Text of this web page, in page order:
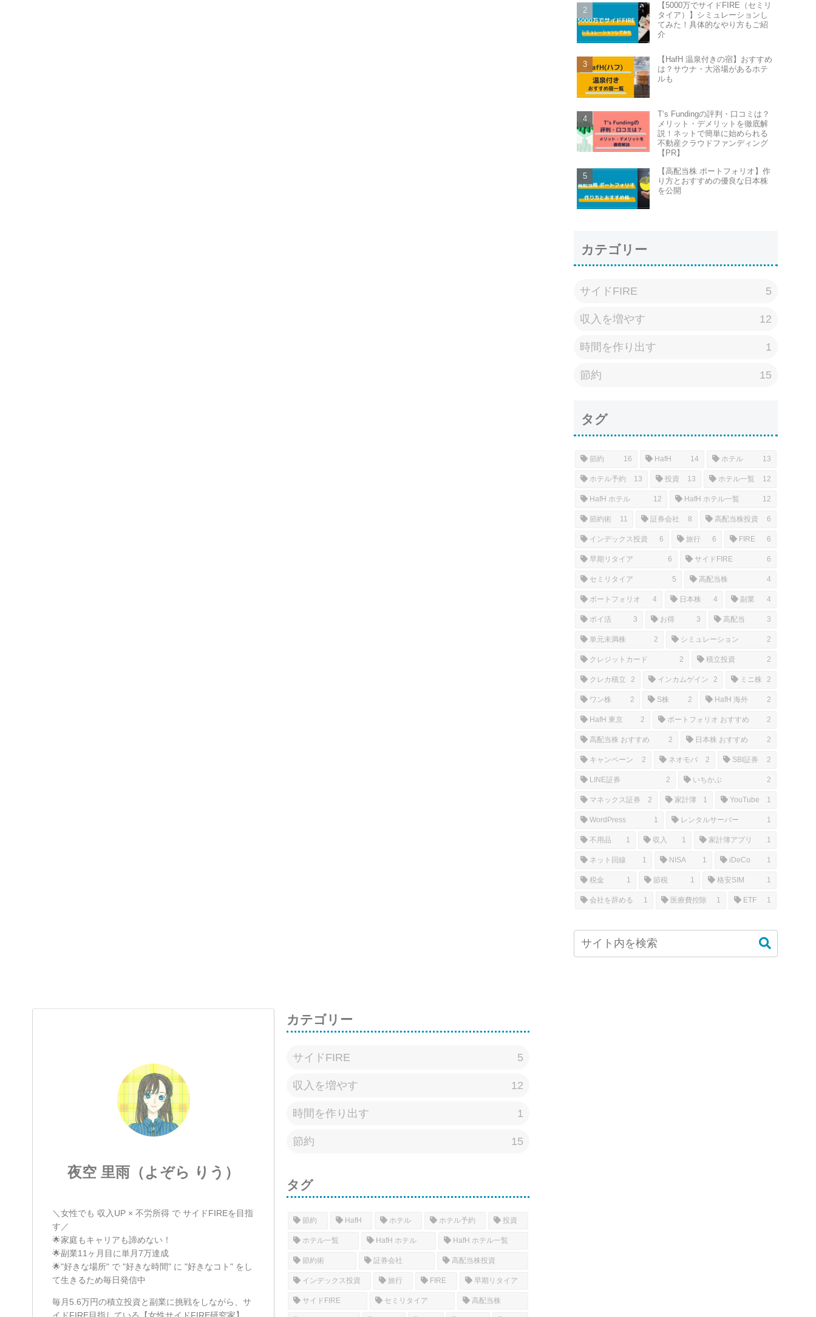
【5000万でサイドFIRE（セミリ
タイア）】シミュレーションし
てみた！具体的なやり方もご紹
介
【HafH 温泉付きの宿】おすすめ
は？サウナ・大浴場があるホテ
ルも
T‘s Fundingの評判・口コミは？
メリット・デメリットを徹底解
説！ネットで簡単に始められる
不動産クラウドファンディング
【PR】
【高配当株 ポートフォリオ】作
り方とおすすめの優良な日本株
を公開
カテゴリー
サイドFIRE 5
収入を増やす 12
時間を作り出す 1
節約 15
タグ
節約 16 HafH 14 ホテル 13
ホテル予約 13 投資 13 ホテル一覧 12
HafH ホテル 12 HafH ホテル一覧 12
節約術 11 証券会社 8 高配当株投資 6
インデックス投資 6 旅行 6 FIRE 6
早期リタイア 6 サイドFIRE 6
セミリタイア 5 高配当株 4
ポートフォリオ 4 日本株 4 副業 4
ポイ活 3 お得 3 高配当 3
単元未満株 2 シミュレーション 2
クレジットカード 2 積立投資 2
クレカ積立 2 インカムゲイン 2 ミニ株 2
ワン株 2 S株 2 HafH 海外 2
HafH 東京 2 ポートフォリオ おすすめ 2
高配当株 おすすめ 2 日本株 おすすめ 2
キャンペーン 2 ネオモバ 2 SBI証券 2
LINE証券 2 いちかぶ 2
マネックス証券 2 家計簿 1 YouTube 1
WordPress 1 レンタルサーバー 1
不用品 1 収入 1 家計簿アプリ 1
ネット回線 1 NISA 1 iDeCo 1
税金 1 節税 1 格安SIM 1
会社を辞める 1 医療費控除 1 ETF 1
夜空 里雨（よぞら りう）
＼女性でも 収入UP × 不労所得 で サイドFIREを目指
す／
🌟家庭もキャリアも諦めない！
🌟副業11ヶ月目に単月7万達成
🌟"好きな場所" で "好きな時間" に "好きなコト" をし
て生きるため毎日発信中
毎月5.6万円の積立投資と副業に挑戦をしながら、サ
イドFIRE目指している【女性サイドFIRE研究家】
カテゴリー
サイドFIRE 5
収入を増やす 12
時間を作り出す 1
節約 15
タグ
節約 HafH ホテル ホテル予約 投資
ホテル一覧 HafH ホテル HafH ホテル一覧
節約術 証券会社 高配当株投資
インデックス投資 旅行 FIRE 早期リタイア
サイドFIRE セミリタイア 高配当株